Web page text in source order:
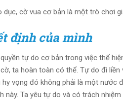
cờ vua cơ bản là một trò chơi
định của mình
tự do cơ bản trong việc thể
ta hoàn toàn có thể. Tự do đi
vọng đó không phải là một nước
Ta yêu tự do và có trách nhiệm